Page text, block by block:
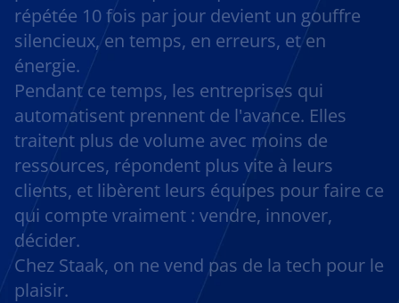
répétée 10 fois par jour devient un gouffre
silencieux, en temps, en erreurs, et en
énergie.
Pendant ce temps, les entreprises qui
automatisent prennent de l'avance. Elles
traitent plus de volume avec moins de
ressources, répondent plus vite à leurs
clients, et libèrent leurs équipes pour faire ce
qui compte vraiment : vendre, innover,
décider.
Chez Staak, on ne vend pas de la tech pour le
plaisir.